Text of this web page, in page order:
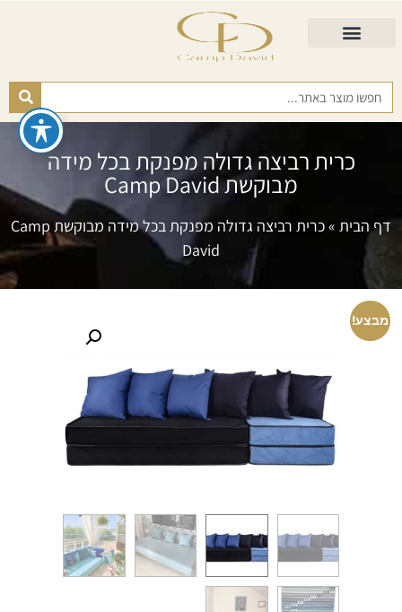
כרית רביצה גדולה מפנקת בכל מידה
מבוקשת Camp David
דף הבית »
כרית רביצה גדולה מפנקת בכל מידה מבוקשת Camp
David
מבצע!